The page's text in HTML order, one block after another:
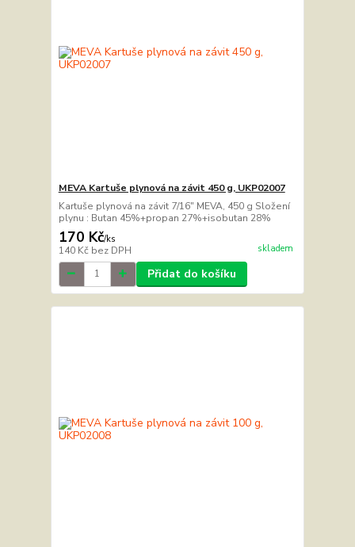
MEVA Kartuše plynová na závit 450 g, UKP02007
Kartuše plynová na závit 7/16" MEVA, 450 g Složení
plynu : Butan 45%+propan 27%+isobutan 28%
170 Kč/ks
140 Kč bez DPH skladem
Přidat do košíku